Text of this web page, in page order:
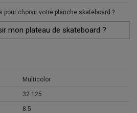
pour choisir votre planche skateboard ?
mon plateau de skateboard ?
Multicolor
32.125
8.5